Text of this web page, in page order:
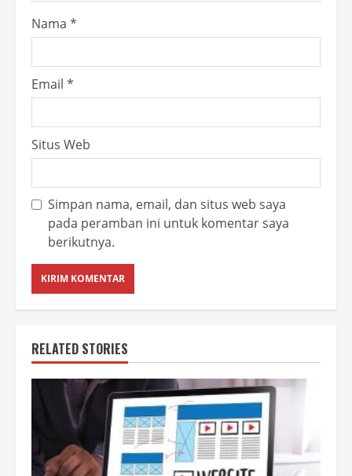
Nama *
Email *
Situs Web
Simpan nama, email, dan situs web saya
pada peramban ini untuk komentar saya
berikutnya.
RELATED STORIES